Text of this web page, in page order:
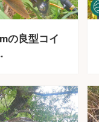
の良型コイ